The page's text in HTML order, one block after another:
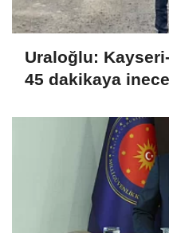
Uraloğlu:
45 dakikaya